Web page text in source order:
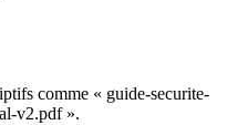
comme « guide-securite-
v2.pdf ».